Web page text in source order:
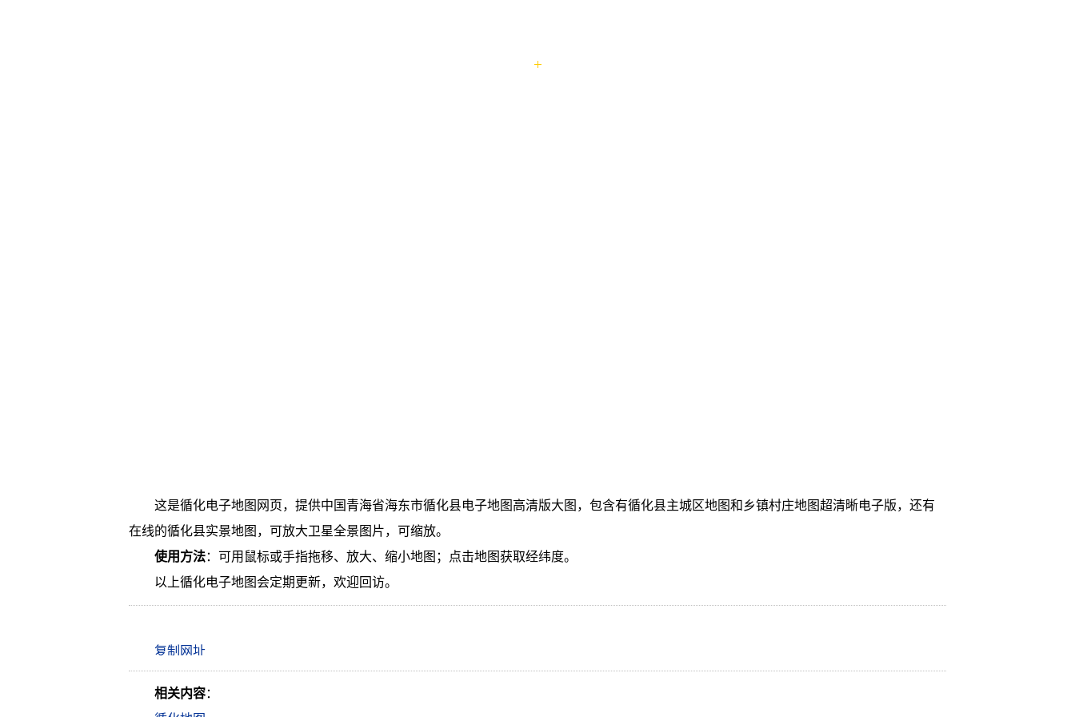
这是循化电子地图网页，提供中国青海省海东市循化县电子地图高清版大图，包含有循化县主城区地图和乡镇村庄地图超清晰电子版，还有
在线的循化县实景地图，可放大卫星全景图片，可缩放。
使用方法：可用鼠标或手指拖移、放大、缩小地图；点击地图获取经纬度。
以上循化电子地图会定期更新，欢迎回访。
相关内容：